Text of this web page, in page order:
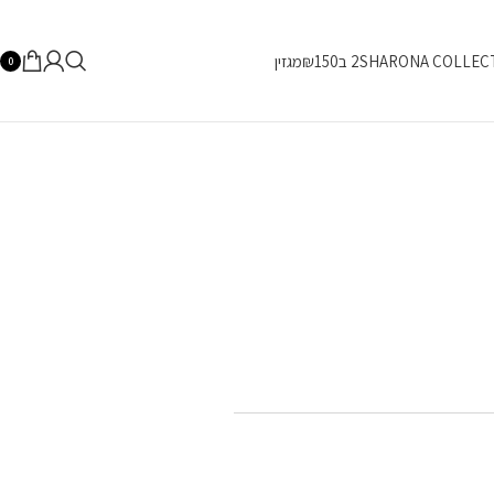
SHARONA2 ב₪150 מגזין 0